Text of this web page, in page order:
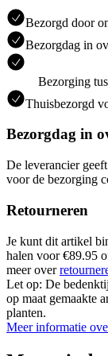
Bezorgd door
Bezorgdag in
Bezorging
Thuisbezorgd
Bezorgdag in
De leverancier
voor de bezorging
Retourneren
Je kunt dit artikel
halen voor €89.95
meer over
Let op: De
op maat gemaakte
planten.
Meer informatie